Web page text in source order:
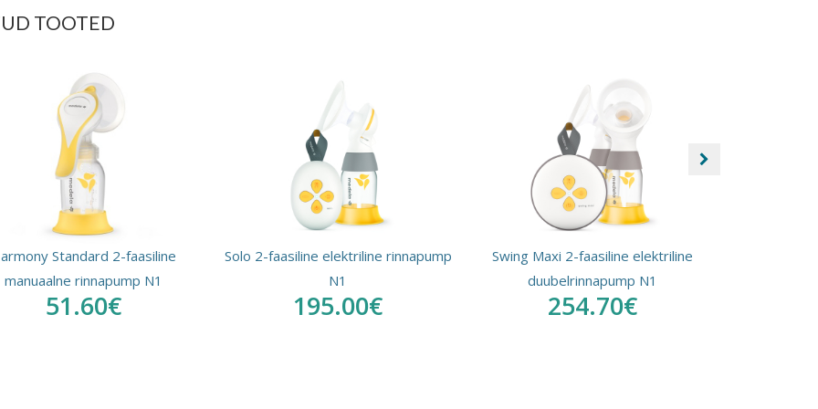
TOOTED
Standard 2-faasiline
manuaalne rinnapump N1
51.60€
Solo 2-faasiline elektriline rinnapump
N1
195.00€
Swing Maxi 2-faasiline elektriline
duubelrinnapump N1
254.70€